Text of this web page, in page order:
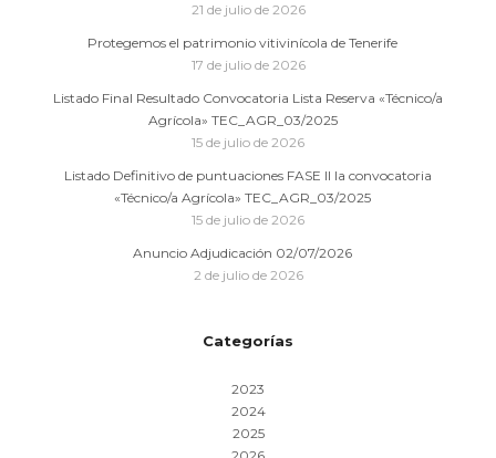
21 de julio de 2026
Protegemos el patrimonio vitivinícola de Tenerife
17 de julio de 2026
Listado Final Resultado Convocatoria Lista Reserva «Técnico/a
Agrícola» TEC_AGR_03/2025
15 de julio de 2026
Listado Definitivo de puntuaciones FASE II la convocatoria
«Técnico/a Agrícola» TEC_AGR_03/2025
15 de julio de 2026
Anuncio Adjudicación 02/07/2026
2 de julio de 2026
Categorías
2023
2024
2025